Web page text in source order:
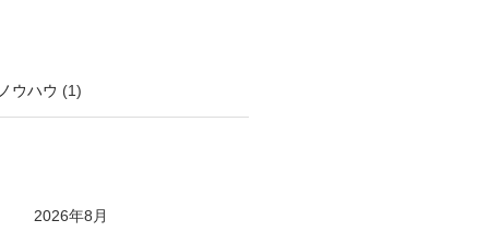
ウハウ (1)
2026年8月